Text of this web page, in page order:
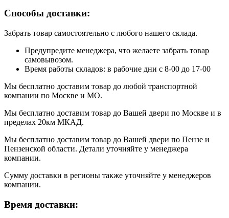
Способы доставки:
Забрать товар самостоятельно с любого нашего склада.
Предупредите менеджера, что желаете забрать товар
самовывозом.
Время работы складов: в рабочие дни с 8-00 до 17-00
Мы бесплатно доставим товар до любой транспортной
компании по Москве и МО.
Мы бесплатно доставим товар до Вашей двери по Москве и в
пределах 20км МКАД.
Мы бесплатно доставим товар до Вашей двери по Пензе и
Пензенской области. Детали уточняйте у менеджера
компании.
Сумму доставки в регионы также уточняйте у менеджеров
компании.
Время доставки: